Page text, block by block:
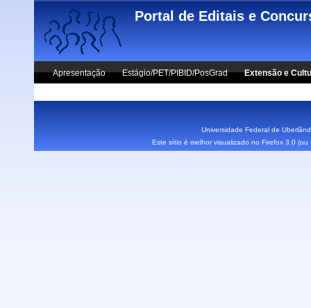
Skip to main content
Portal de Editais e
Apresentação Estágio/PET/PIBID/PosGrad Extensão e
Universidade Federal de
Este sítio é melhor visualizado no Firefox 3.0